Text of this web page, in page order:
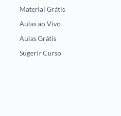
Material Grátis
Aulas ao Vivo
Aulas Grátis
Sugerir Curso